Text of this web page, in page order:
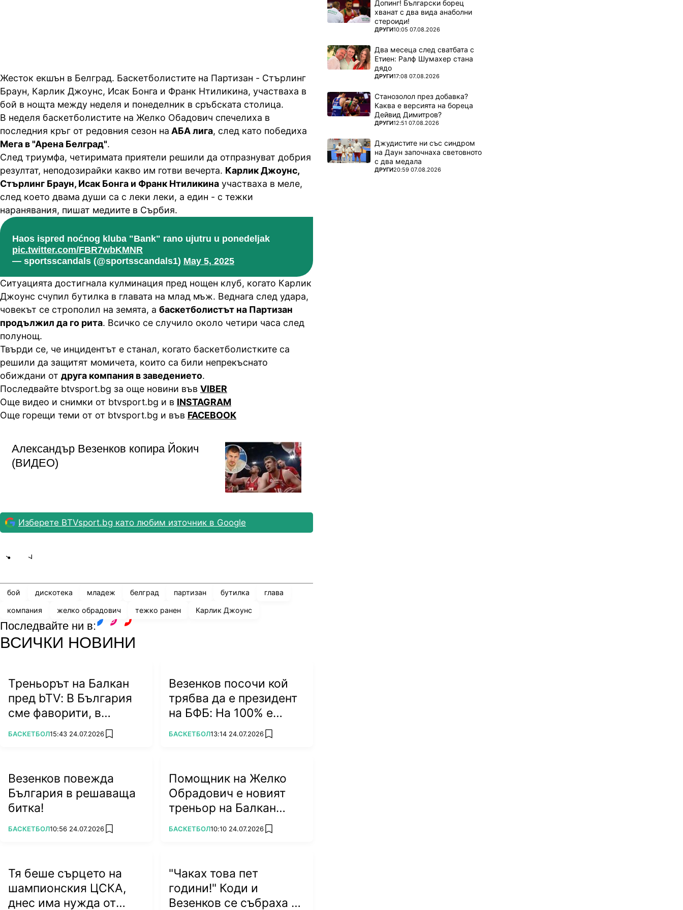
Жесток екшън в Белград. Баскетболистите на Партизан - Стърлинг
Браун, Карлик Джоунс, Исак Бонга и Франк Нтиликина, участваха в
бой в нощта между неделя и понеделник в сръбската столица.
В неделя баскетболистите на Желко Обадович спечелиха в
последния кръг от редовния сезон на АБА лига, след като победиха
Мега в "Арена Белград".
След триумфа, четиримата приятели решили да отпразнуват добрия
резултат, неподозирайки какво им готви вечерта. Карлик Джоунс,
Стърлинг Браун, Исак Бонга и Франк Нтиликина участваха в меле,
след което двама души са с леки леки, а един - с тежки
наранявания, пишат медиите в Сърбия.
Haos ispred noćnog kluba "Bank" rano ujutru u ponedeljak
pic.twitter.com/FBR7wbKMNR
— sportsscandals (@sportsscandals1) May 5, 2025
Ситуацията достигнала кулминация пред нощен клуб, когато Карлик
Джоунс счупил бутилка в главата на млад мъж. Веднага след удара,
човекът се строполил на земята, а баскетболистът на Партизан
продължил да го рита. Всичко се случило около четири часа след
полунощ.
Твърди се, че инцидентът е станал, когато баскетболистките са
решили да защитят момичета, които са били непрекъснато
обиждани от друга компания в заведението.
Последвайте btvsport.bg за още новини във VIBER
Още видео и снимки от btvsport.bg и в INSTAGRAM
Още горещи теми от от btvsport.bg и във FACEBOOK
Александър Везенков копира Йокич
(ВИДЕО)
Изберете BTVsport.bg като любим източник в Google
бой дискотека младеж белград партизан бутилка глава
компания желко обрадович тежко ранен Карлик Джоунс
Последвайте ни в:
ВСИЧКИ НОВИНИ
Треньорът на Балкан
пред bTV: В България
сме фаворити, в
Европа – аутсайдери
ПОВЕЧЕ ОТ
БАСКЕТБОЛ15:43 24.07.2026 add favorites
Везенков посочи кой
трябва да е президент
на БФБ: На 100% е
точният човек!
ПОВЕЧЕ ОТ
БАСКЕТБОЛ13:14 24.07.2026 add favorites
Везенков повежда
България в решаваща
битка!
ПОВЕЧЕ ОТ
БАСКЕТБОЛ10:56 24.07.2026 add favorites
Помощник на Желко
Обрадович е новият
треньор на Балкан
(ВИДЕО)
ПОВЕЧЕ ОТ
БАСКЕТБОЛ10:10 24.07.2026 add favorites
Тя беше сърцето на
шампионския ЦСКА,
днес има нужда от
"Чаках това пет
години!" Коди и
Везенков се събраха в
Допинг! Български борец
хванат с два вида анаболни
стероиди!
ПОВЕЧЕ ОТ
ДРУГИ10:05 07.08.2026
Два месеца след сватбата с
Етиен: Ралф Шумахер стана
дядо
ПОВЕЧЕ ОТ
ДРУГИ17:08 07.08.2026
Станозолол през добавка?
Каква е версията на бореца
Дейвид Димитров?
ПОВЕЧЕ ОТ
ДРУГИ12:51 07.08.2026
Джудистите ни със синдром
на Даун започнаха световното
с два медала
ПОВЕЧЕ ОТ
ДРУГИ20:59 07.08.2026